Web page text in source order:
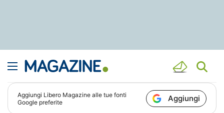
Aggiungi Libero Magazine alle tue fonti
Google preferite
Aggiungi